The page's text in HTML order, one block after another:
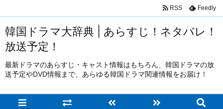
韓国ドラマ大辞典 | あらすじ！ネタバレ！
放送予定！
最新ドラマのあらすじ・キャスト情報はもちろん、韓国ドラマの放
送予定やDVD情報まで、あらゆる韓国ドラマ関連情報をお届け！
RSS Feedly